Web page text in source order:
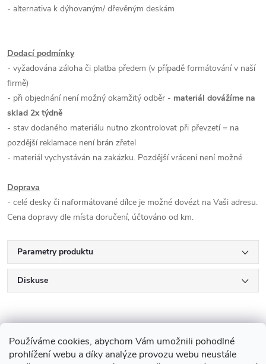
Používáme cookies, abychom Vám umožnili pohodlné
prohlížení webu a díky analýze provozu webu neustále
- alternativa k dýhovaným/ dřevěným deskám
Dodací podmínky
- vyžadována záloha či platba předem (v případě formátování v naší
firmě)
- při objednání není možný okamžitý odběr - materiál dovážíme na
sklad 2x týdně
- stav dodaného materiálu nutno zkontrolovat při převzetí = na
pozdější reklamace není brán zřetel
- materiál vychystáván na zakázku. Pozdější vrácení není možné
Doprava
- celé desky či naformátované dílce je možné dovézt na Vaši adresu.
Cena dopravy dle místa doručení, účtováno od km.
Parametry produktu
Diskuse